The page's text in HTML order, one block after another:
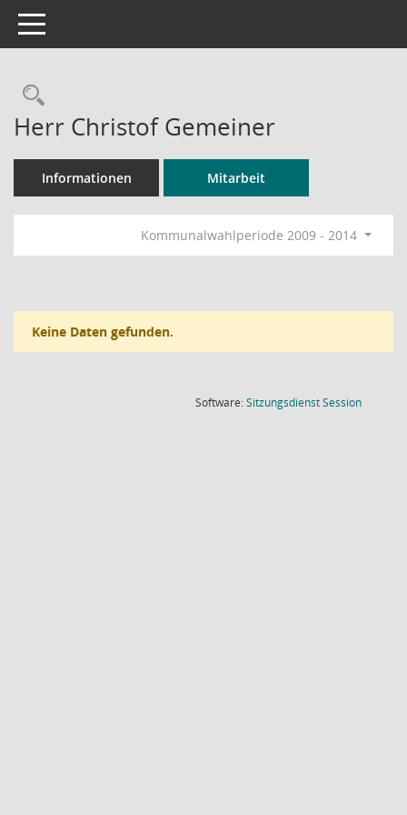
Toggle navigation
Rechercheauswahl
Herr Christof Gemeiner
Informationen Mitarbeit
Kommunalwahlperiode 2009 - 2014
Keine Daten gefunden.
Software:SitzungsdienstSession(Wird in